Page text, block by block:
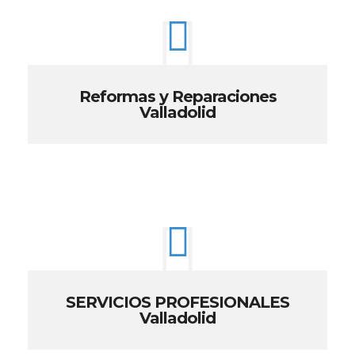
Reformas y Reparaciones
Valladolid
SERVICIOS PROFESIONALES
Valladolid